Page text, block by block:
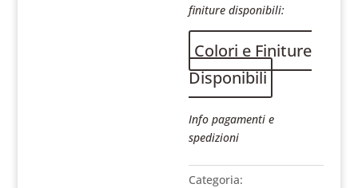
finiture disponibili:
Colori e Finiture
Disponibili
Info pagamenti e
spedizioni
Categoria: